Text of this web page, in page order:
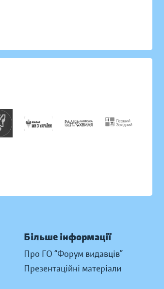
Більше інформації
Про ГО “Форум видавців”
Презентаційні матеріали